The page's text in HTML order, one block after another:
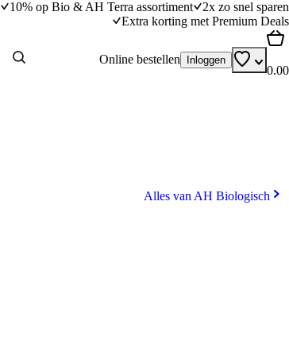
10% op Bio & AH Terra assortiment
2x zo snel sparen
Extra korting met Premium Deals
Online bestellen Inloggen
0.00
Alles van AH Biologisch